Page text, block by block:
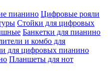
пианино Цифровые рояли
Стойки для цифровых
Банкетки для пианино
и комбо для
для цифровых пианино
Планшеты для нот